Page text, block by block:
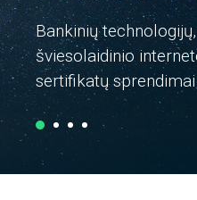
Bankinių
šviesolaidinio
sertifikatų sprendimai